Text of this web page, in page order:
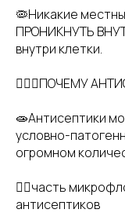
🦠Никакие
ПРОНИКНУТЬ
внутри клетки.
👩🏼‍⚕️ПОЧЕМУ
🧫Антисептики
условно-
огромном
👉🏻часть
антисептиков